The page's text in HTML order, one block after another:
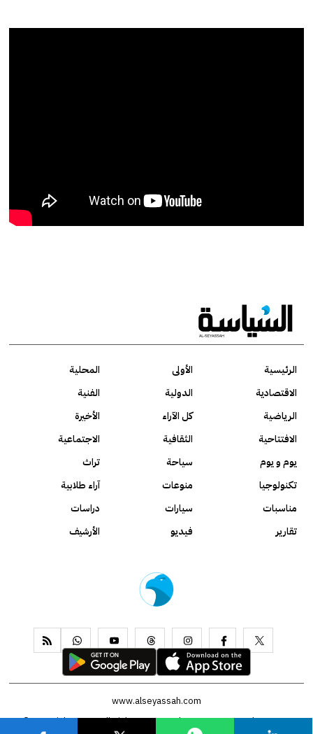
الرئيسية الأولى
المحلية
الاقتصادية
الدولية
الفنية
الرياضية
كل الآراء
الأخيرة
الافتتاحية
الثقافية
الاجتماعية
يوم و يوم
سياحة
تراث
تكنولوجيا
منوعات
آراء طلابية
مناسبات
سيارات
دراسات
تقارير
فيديو الأرشيف
www.alseyassah.com
About us
Contact us
Copyright 2026, All Rights Reserved ©